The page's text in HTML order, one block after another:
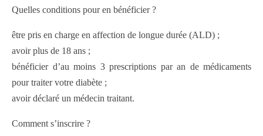
Quelles conditions pour en bénéficier ?
être pris en charge en affection de longue durée (ALD) ;
avoir plus de 18 ans ;
bénéficier d’au moins 3 prescriptions par an de médicaments
pour traiter votre diabète ;
avoir déclaré un médecin traitant.
Comment s’inscrire ?